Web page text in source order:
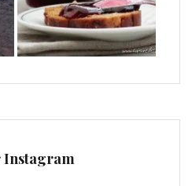
Instagram